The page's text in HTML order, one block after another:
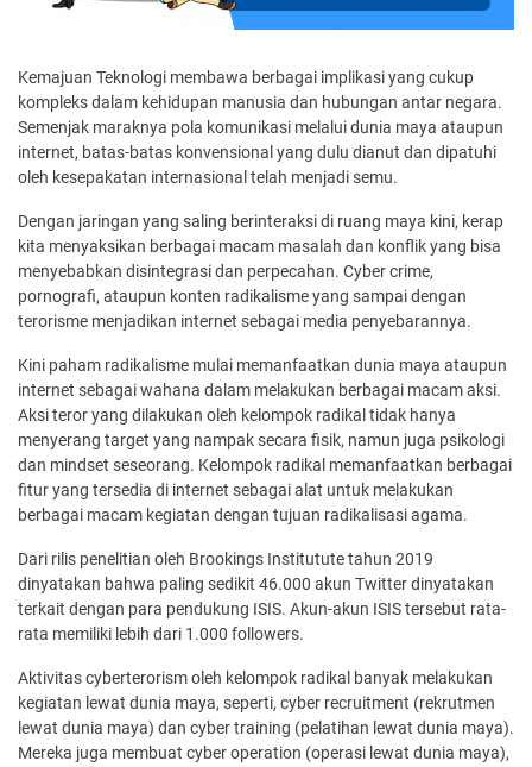
Kemajuan Teknologi membawa berbagai implikasi yang cukup
kompleks dalam kehidupan manusia dan hubungan antar negara.
Semenjak maraknya pola komunikasi melalui dunia maya ataupun
internet, batas-batas konvensional yang dulu dianut dan dipatuhi
oleh kesepakatan internasional telah menjadi semu.
Dengan jaringan yang saling berinteraksi di ruang maya kini, kerap
kita menyaksikan berbagai macam masalah dan konflik yang bisa
menyebabkan disintegrasi dan perpecahan. Cyber crime,
pornografi, ataupun konten radikalisme yang sampai dengan
terorisme menjadikan internet sebagai media penyebarannya.
Kini paham radikalisme mulai memanfaatkan dunia maya ataupun
internet sebagai wahana dalam melakukan berbagai macam aksi.
Aksi teror yang dilakukan oleh kelompok radikal tidak hanya
menyerang target yang nampak secara fisik, namun juga psikologi
dan mindset seseorang. Kelompok radikal memanfaatkan berbagai
fitur yang tersedia di internet sebagai alat untuk melakukan
berbagai macam kegiatan dengan tujuan radikalisasi agama.
Dari rilis penelitian oleh Brookings Institutute tahun 2019
dinyatakan bahwa paling sedikit 46.000 akun Twitter dinyatakan
terkait dengan para pendukung ISIS. Akun-akun ISIS tersebut rata-
rata memiliki lebih dari 1.000 followers.
Aktivitas cyberterorism oleh kelompok radikal banyak melakukan
kegiatan lewat dunia maya, seperti, cyber recruitment (rekrutmen
lewat dunia maya) dan cyber training (pelatihan lewat dunia maya).
Mereka juga membuat cyber operation (operasi lewat dunia maya),